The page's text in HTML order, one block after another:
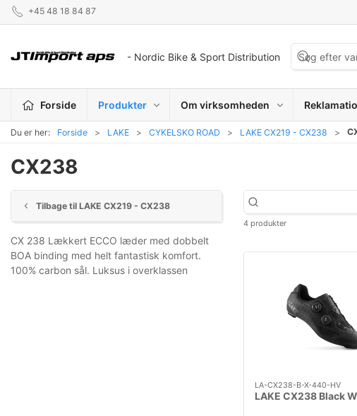
+45 48 18 84 87
- Nordic Bike & Sport Distribution
Forside Produkter Om virksomheden
Du er her: Forside LAKE CYKELSKO ROAD LAKE CX219 - CX238
CX238
Tilbage til LAKE CX219 - CX238
CX 238 Lækkert ECCO læder med dobbelt
BOA binding med helt fantastisk komfort.
100% carbon sål. Luksus i overklassen
4 produkter
LA-CX238-B-X-440-HV
LAKE CX238 Black